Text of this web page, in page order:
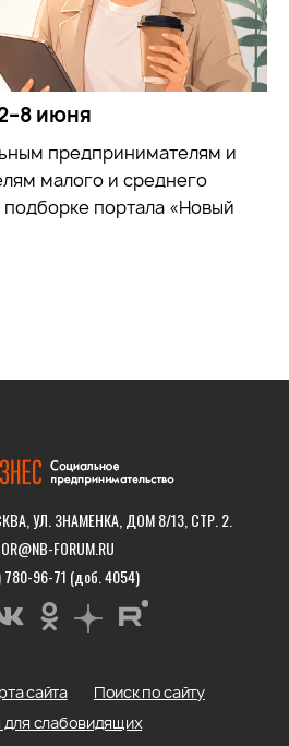
июня
предпринимателям и
малого и среднего
портала «Новый
УЛ. ЗНАМЕНКА, ДОМ 8/13, СТР. 2.
FORUM.RU
780-96-71 (доб. 4054)
сайта
Поиск по сайту
для слабовидящих